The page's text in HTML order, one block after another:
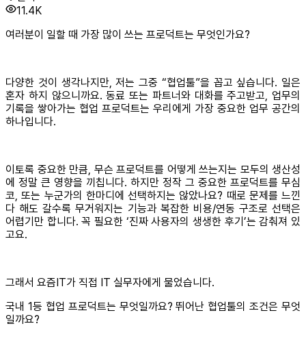
11.4K
여러분이 일할 때 가장 많이 쓰는 프로덕트는 무엇인가요?
다양한 것이 생각나지만, 저는 그중 “협업툴”을 꼽고 싶습니다. 일은
혼자 하지 않으니까요. 동료 또는 파트너와 대화를 주고받고, 업무의
기록을 쌓아가는 협업 프로덕트는 우리에게 가장 중요한 업무 공간의
하나입니다.
이토록 중요한 만큼, 무슨 프로덕트를 어떻게 쓰는지는 모두의 생산성
에 정말 큰 영향을 끼칩니다. 하지만 정작 그 중요한 프로덕트를 무심
코, 또는 누군가의 한마디에 선택하지는 않았나요? 때로 문제를 느낀
다 해도 갈수록 무거워지는 기능과 복잡한 비용/연동 구조로 선택은
어렵기만 합니다. 꼭 필요한 ‘진짜 사용자의 생생한 후기’는 감춰져 있
고요.
그래서 요즘IT가 직접 IT 실무자에게 물었습니다.
국내 1등 협업 프로덕트는 무엇일까요? 뛰어난 협업툴의 조건은 무엇
일까요?